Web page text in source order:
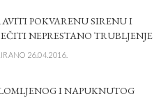
POKVARENU SIRENU I
NEPRESTANO TRUBLJENJE
26.04.2016.
I NAPUKNUTOG